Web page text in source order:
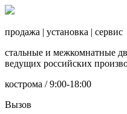
продажа | установка | сервис
стальные и межкомнатные
ведущих российских
кострома / 9:00-18:00
Вызов